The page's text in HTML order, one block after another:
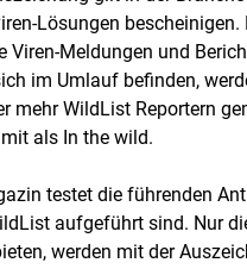
Lösungen
Meldungen und
im Umlauf befinden,
mehr WildList Reportern
als In the wild.
testet die führenden
aufgeführt sind. Nur
werden mit der